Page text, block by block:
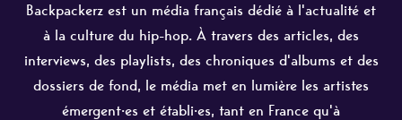
Backpackerz est un média français dédié à l'actualité et
à la culture du hip-hop. À travers des articles, des
interviews, des playlists, des chroniques d'albums et des
dossiers de fond, le média met en lumière les artistes
émergent·es et établi·es, tant en France qu'à